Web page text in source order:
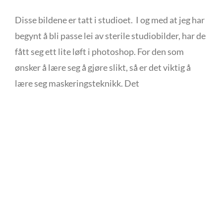
Disse bildene er tatt i studioet. I og med at jeg har
begynt å bli passe lei av sterile studiobilder, har de
fått seg ett lite løft i photoshop. For den som
ønsker å lære seg å gjøre slikt, så er det viktig å
lære seg maskeringsteknikk. Det